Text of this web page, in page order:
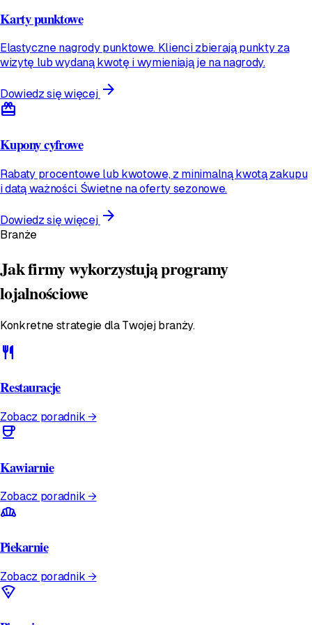
Karty punktowe
Elastyczne nagrody punktowe. Klienci zbierają punkty za
wizytę lub wydaną kwotę i wymieniają je na nagrody.
Dowiedz się więcej arrow_forward
redeem
Kupony cyfrowe
Rabaty procentowe lub kwotowe, z minimalną kwotą zakupu
i datą ważności. Świetne na oferty sezonowe.
Dowiedz się więcej arrow_forward
Branże
Jak firmy wykorzystują programy
lojalnościowe
Konkretne strategie dla Twojej branży.
restaurant
Restauracje
Zobacz poradnik →
coffee
Kawiarnie
Zobacz poradnik →
bakery_dining
Piekarnie
Zobacz poradnik →
local_pizza